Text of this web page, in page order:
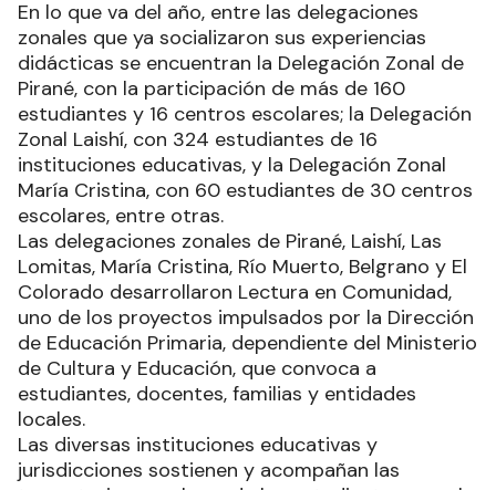
En lo que va del año, entre las delegaciones
zonales que ya socializaron sus experiencias
didácticas se encuentran la Delegación Zonal de
Pirané, con la participación de más de 160
estudiantes y 16 centros escolares; la Delegación
Zonal Laishí, con 324 estudiantes de 16
instituciones educativas, y la Delegación Zonal
María Cristina, con 60 estudiantes de 30 centros
escolares, entre otras.
Las delegaciones zonales de Pirané, Laishí, Las
Lomitas, María Cristina, Río Muerto, Belgrano y El
Colorado desarrollaron Lectura en Comunidad,
uno de los proyectos impulsados por la Dirección
de Educación Primaria, dependiente del Ministerio
de Cultura y Educación, que convoca a
estudiantes, docentes, familias y entidades
locales.
Las diversas instituciones educativas y
jurisdicciones sostienen y acompañan las